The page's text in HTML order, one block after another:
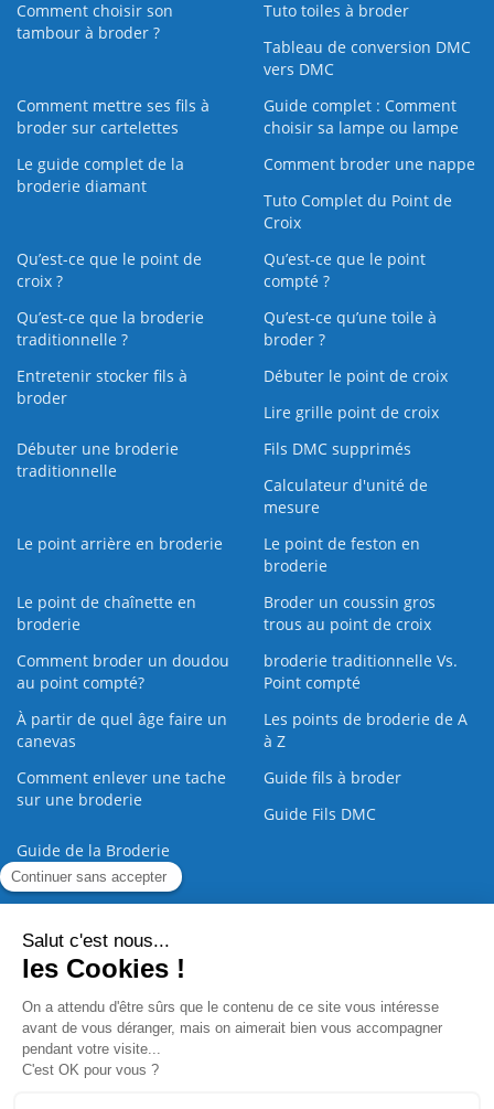
Comment choisir son
tambour à broder ?
Tuto toiles à broder
Tableau de conversion DMC
vers DMC
Comment mettre ses fils à
broder sur cartelettes
Guide complet : Comment
choisir sa lampe ou lampe
Le guide complet de la
broderie diamant
Comment broder une nappe
Tuto Complet du Point de
Croix
Qu’est-ce que le point de
croix ?
Qu’est-ce que le point
compté ?
Qu’est-ce que la broderie
traditionnelle ?
Qu’est‑ce qu’une toile à
broder ?
Entretenir stocker fils à
broder
Débuter le point de croix
Lire grille point de croix
Débuter une broderie
traditionnelle
Fils DMC supprimés
Calculateur d'unité de
mesure
Le point arrière en broderie
Le point de feston en
broderie
Le point de chaînette en
broderie
Broder un coussin gros
trous au point de croix
Comment broder un doudou
au point compté?
broderie traditionnelle Vs.
Point compté
À partir de quel âge faire un
canevas
Les points de broderie de A
à Z
Comment enlever une tache
sur une broderie
Guide fils à broder
Guide Fils DMC
Guide de la Broderie
Commande Papier |
Paiement sécurisé | C.G.V